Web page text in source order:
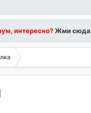
интересно?Жми